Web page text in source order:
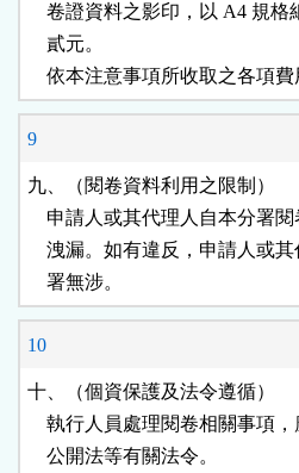
卷證資料之影印，以 A4 規
    貳元。
依本注意事項所收取之各項
9
九、（閱卷資料利用之限制）
申請人或其代理人自本分署
洩漏。如有違反，申請人或
    署無涉。
10
十、（個資保護及法令遵循）
執行人員處理閱卷相關事項
    公開法等有關法令。